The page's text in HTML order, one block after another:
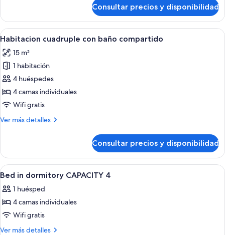
sextuple
baño
compartido
Consultar precios y disponibilidad
Abrir
todas
las
fotos
de
Habitacion
cuadruple
baño
Un dormitorio con cuatro camas
4
Habitacion cuadruple con baño compartido
15 m²
1 habitación
4 huéspedes
4 camas individuales
Wifi gratis
Ver más detalles
Más
cuadruple
con
baño
Consultar precios y disponibilidad
Abrir
todas
las
fotos
de
Bed
Cortinas opacas, tabla de planchar
3
Bed in dormitory CAPACITY 4
1 huésped
4 camas individuales
Wifi gratis
Ver más detalles
Más